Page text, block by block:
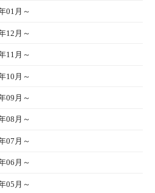
01月～
12月～
11月～
10月～
09月～
08月～
07月～
06月～
05月～